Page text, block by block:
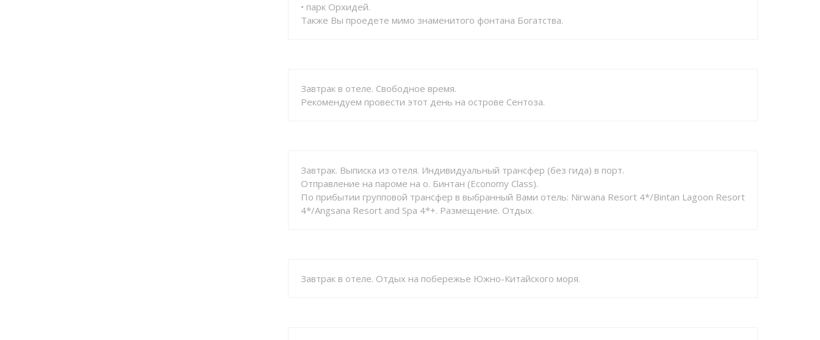
• парк Орхидей.
Также Вы проедете мимо знаменитого фонтана Богатства.
Завтрак в отеле. Свободное время.
Рекомендуем провести этот день на острове Сентоза.
Завтрак. Выписка из отеля. Индивидуальный трансфер (без гида) в порт.
Отправление на пароме на о. Бинтан (Economy Class).
По прибытии групповой трансфер в выбранный Вами отель: Nirwana Resort 4*/Bintan Lagoon Resort
4*/Аngsana Resort and Spa 4*+. Размещение. Отдых.
Завтрак в отеле. Отдых на побережье Южно-Китайского моря.